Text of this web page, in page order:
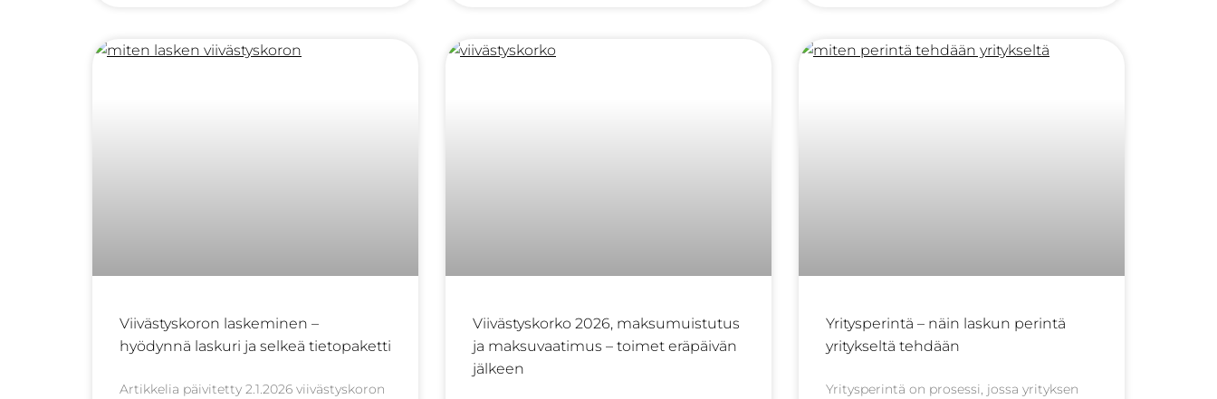
käyttöön?
Viivästyskoron laskeminen –
hyödynnä laskuri ja selkeä tietopaketti
Artikkelia päivitetty 2.1.2026 viivästyskoron
Viivästyskorko 2026, maksumuistutus
ja maksuvaatimus – toimet eräpäivän
jälkeen
Yritysperintä – näin laskun perintä
yritykseltä tehdään
Yritysperintä on prosessi, jossa yrityksen